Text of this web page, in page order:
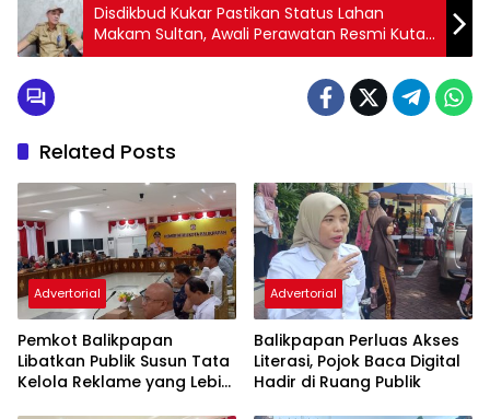
Disdikbud Kukar Pastikan Status Lahan
Makam Sultan, Awali Perawatan Resmi Kutai
Lama
Related Posts
Advertorial
Pemkot Balikpapan
Libatkan Publik Susun Tata
Kelola Reklame yang Lebih
Advertorial
Balikpapan Perluas Akses
Literasi, Pojok Baca Digital
Hadir di Ruang Publik